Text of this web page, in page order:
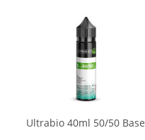
Ultrabio 40ml 50/50 Base